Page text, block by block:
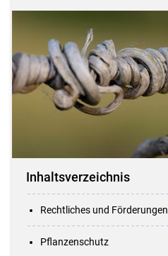
Inhaltsverzeichnis
Rechtliches und Förderungen
Pflanzenschutz